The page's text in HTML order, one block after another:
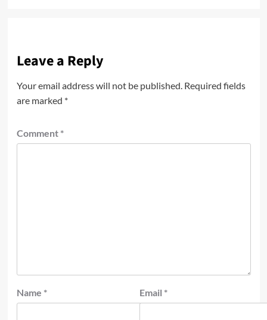
Leave a Reply
Your email address will not be published. Required fields
are marked *
Comment *
Name * Email *